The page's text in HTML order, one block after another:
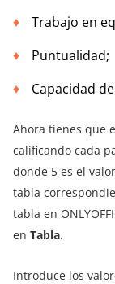
Trabajo en
Puntualidad;
Capacidad
Ahora tienes que
calificando cada
donde 5 es el
tabla
tabla en
en Tabla.
Introduce los